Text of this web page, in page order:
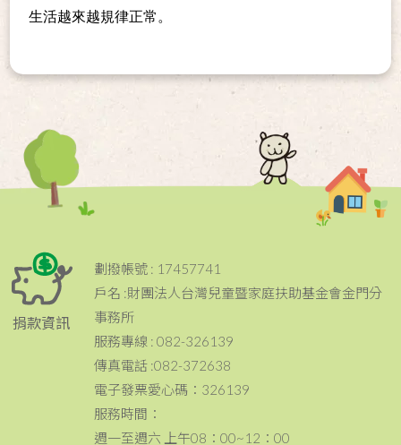
生活越來越規律正常。
捐款資訊
劃撥帳號 : 17457741
戶名 :財團法人台灣兒童暨家庭扶助基金會金門分
事務所
服務專線 : 082-326139
傳真電話 :082-372638
電子發票愛心碼：326139
服務時間：
週一至週六 上午08：00~12：00